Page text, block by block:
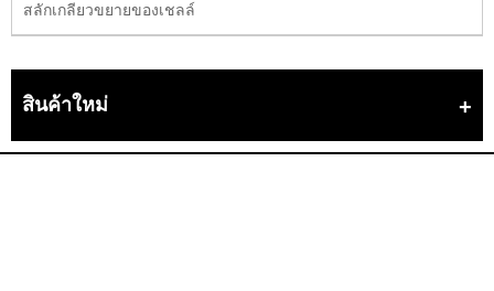
สลักเกลียวขยายของเชลล์
สินค้าใหม่